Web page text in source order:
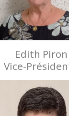
Edith Piron
Vice-